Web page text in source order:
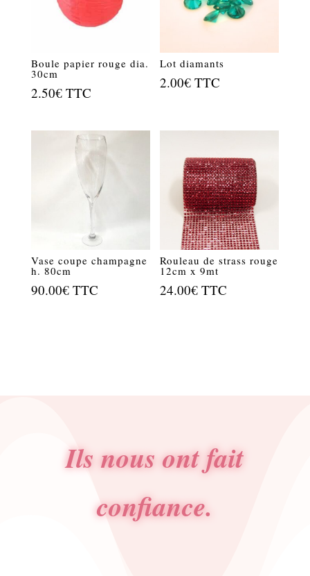
Boule papier rouge dia.
30cm
2.50€ TTC
Lot diamants
2.00€ TTC
Vase coupe champagne
h. 80cm
90.00€ TTC
Rouleau de strass rouge
12cm x 9mt
24.00€ TTC
Ils nous ont fait
confiance.